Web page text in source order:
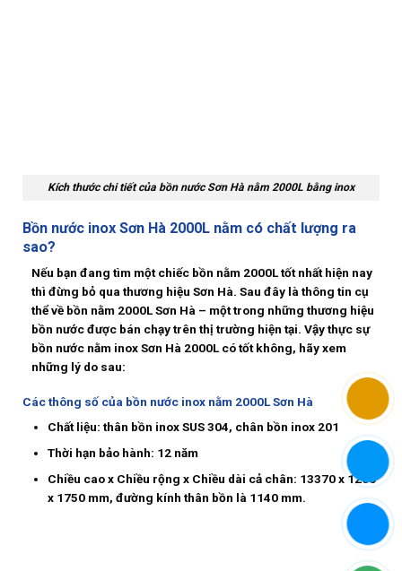
Kích thước chi tiết của bồn nước Sơn Hà nằm 2000L bằng inox
Bồn nước inox Sơn Hà 2000L nằm có chất lượng ra
sao?
Nếu bạn đang tìm một chiếc bồn nằm 2000L tốt nhất hiện nay
thì đừng bỏ qua thương hiệu Sơn Hà. Sau đây là thông tin cụ
thể về bồn nằm 2000LSơn Hà – một trong những thương hiệu
bồn nước được bán chạy trên thị trường hiện tại. Vậy thực sự
bồn nước nằm inox Sơn Hà 2000L có tốt không, hãy xem
những lý do sau:
Các thông số của bồn nước inox nằm 2000L Sơn Hà
Chất liệu: thân bồn inox SUS 304, chân bồn inox 201
Thời hạn bảo hành: 12 năm
Chiều cao x Chiều rộng x Chiều dài cả chân: 13370 x 1200
x 1750 mm, đường kính thân bồn là 1140 mm.